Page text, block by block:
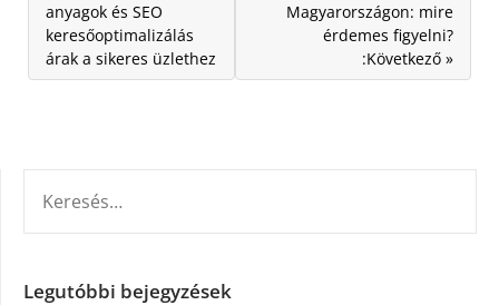
anyagok és SEO
keresőoptimalizálás
árak a sikeres üzlethez
Magyarországon: mire
érdemes figyelni?
:Következő »
Legutóbbi bejegyzések